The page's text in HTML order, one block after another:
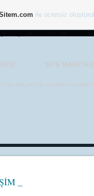
SITE
Üye Kayıt/Giriş Reklam Ücretleri
_
ile ücretsiz